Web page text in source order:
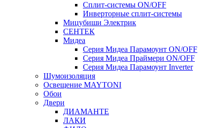
Сплит-системы ON/OFF
Инверторные сплит-системы
Мицубиши Электрик
СЕНТЕК
Мидеа
Серия Мидеа Парамоунт ON/OFF
Серия Мидеа Праймери ON/OFF
Серия Мидеа Парамоунт Inverter
Шумоизоляция
Освещение MAYTONI
Обои
Двери
ДИАМАНТЕ
ЛАКИ